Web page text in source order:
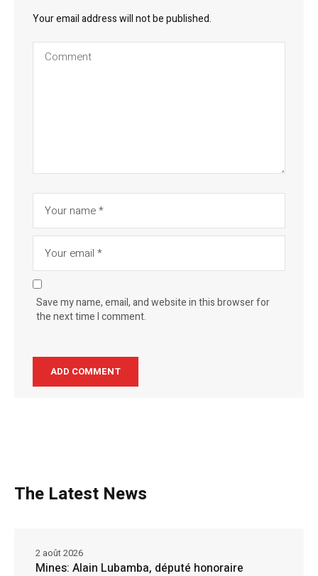
Your email address will not be published.
Save my name, email, and website in this browser for
the next time I comment.
The Latest News
Mines: Alain Lubamba, député honoraire
2 août 2026